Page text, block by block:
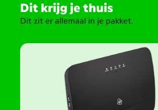
beneden.
Heropen
headings
Dit krijg je thuis
Dit zit er allemaal in je pakket.